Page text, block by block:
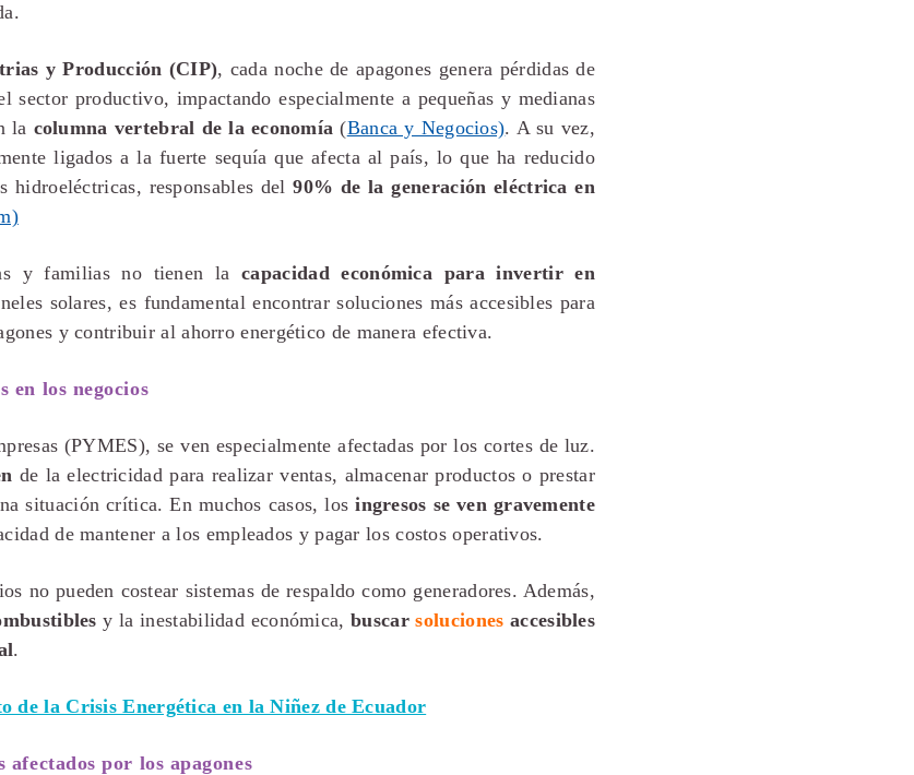
y Producción (CIP), cada noche de apagones genera pérdidas de
sector productivo, impactando especialmente a pequeñas y medianas
la columna vertebral de la economía (Banca y Negocios). A su vez,
ligados a la fuerte sequía que afecta al país, lo que ha reducido
hidroeléctricas, responsables del 90% de la generación eléctrica en
y familias no tienen lacapacidad económica para invertir en
solares, es fundamental encontrar soluciones más accesibles para
y contribuir al ahorro energético de manera efectiva.
en los negocios
(PYMES), se ven especialmente afectadas por los cortes de luz.
de la electricidad para realizar ventas, almacenar productos o prestar
situación crítica. En muchos casos, losingresos se ven gravemente
de mantener a los empleados y pagar los costos operativos.
no pueden costear sistemas de respaldo como generadores. Además,
y la inestabilidad económica,buscarsoluciones accesibles
.
de la Crisis Energética en la Niñez de Ecuador
afectados por los apagones